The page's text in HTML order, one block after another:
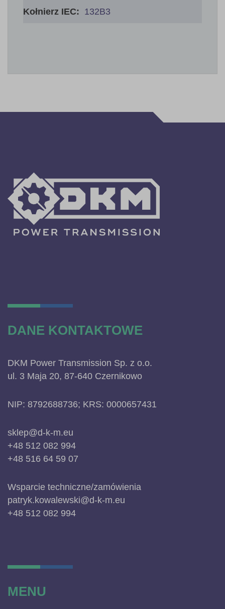
132B3
DANE KONTAKTOWE
DKM Power Transmission Sp. z o.o.
ul. 3 Maja 20, 87-640 Czernikowo
NIP: 8792688736; KRS: 0000657431
sklep@d-k-m.eu
+48 512 082 994
+48 516 64 59 07
Wsparcie techniczne/zamówienia
patryk.kowalewski@d-k-m.eu
+48 512 082 994
MENU